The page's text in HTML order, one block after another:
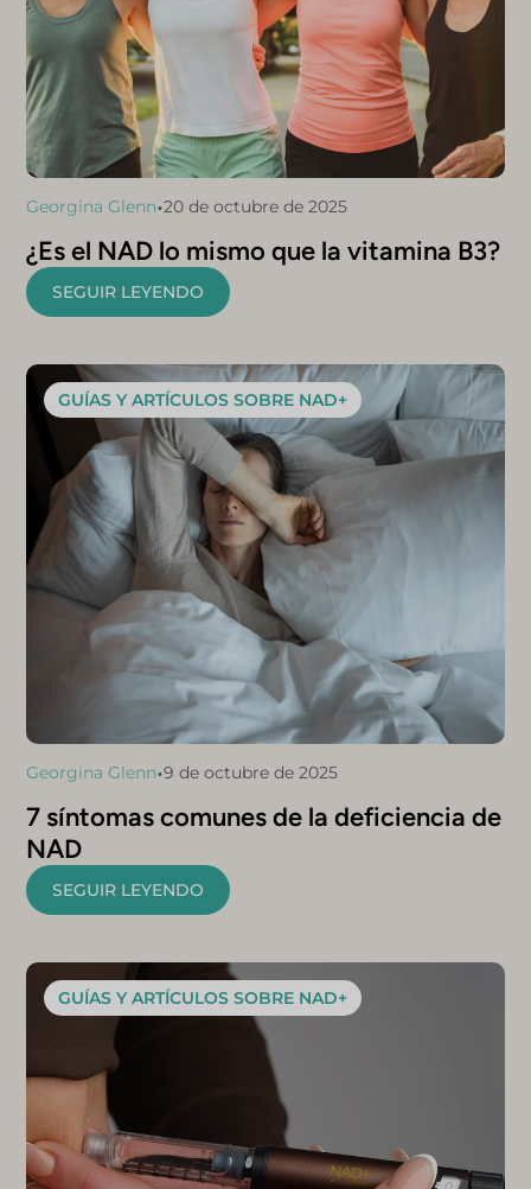
Georgina Glenn•20 de octubre de 2025
¿Es el NAD lo mismo que la vitamina B3?
SEGUIR LEYENDO
GUÍAS Y ARTÍCULOS SOBRE NAD+
Georgina Glenn•9 de octubre de 2025
7 síntomas comunes de la deficiencia de
NAD
SEGUIR LEYENDO
GUÍAS Y ARTÍCULOS SOBRE NAD+